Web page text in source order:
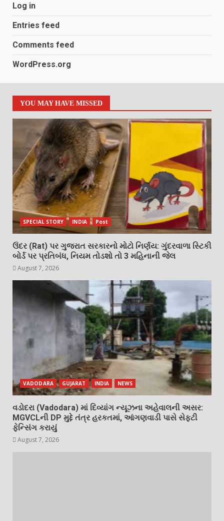
Log in
Entries feed
Comments feed
WordPress.org
YOU MAY HAVE MISSED
SPECIAL STORY INDIA Post
ઉંદર (Rat) પર ગુજરાત સરકારનો મોટો નિર્ણય: ગુંદરવાળા સ્ટિકી
બોર્ડ પર પ્રતિબંધ, નિયમ તોડશો તો 3 મહિનાની જેલ
August 7, 2026
VADODARA GUJARAT INDIA NEWS
વડોદરા (Vadodara) માં દિવ્યાંગ ન્યૂઝના અહેવાલની અસર:
MGVCLની DP મુદ્દે તંત્ર હરકતમાં, આંગણવાડી પાસે સેફ્ટી
ફેન્સિંગ કરાયું
August 7, 2026